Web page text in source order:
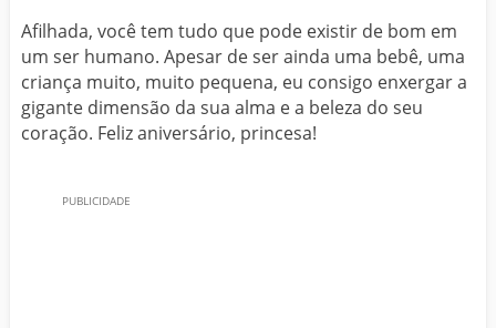
Afilhada, você tem tudo que pode existir de bom em
um ser humano. Apesar de ser ainda uma bebê, uma
criança muito, muito pequena, eu consigo enxergar a
gigante dimensão da sua alma e a beleza do seu
coração. Feliz aniversário, princesa!